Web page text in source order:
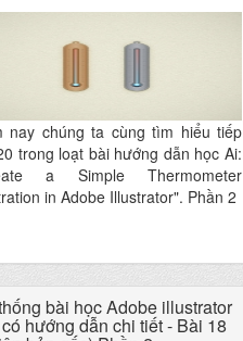
nay chúng ta cùng tìm hiểu tiếp
trong loạt bài hướng dẫn học Ai:
a Simple Thermometer
in Adobe Illustrator". Phần 2
bài học Adobe illustrator
hướng dẫn chi tiết - Bài 18